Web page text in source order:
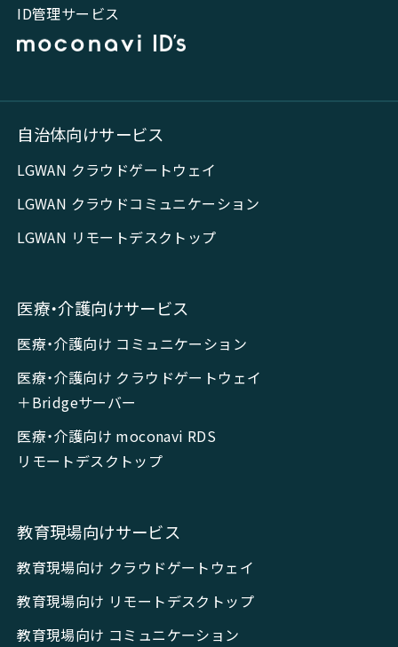
ID管理サービス
自治体向けサービス
LGWAN クラウドゲートウェイ
LGWAN クラウドコミュニケーション
LGWAN リモートデスクトップ
医療・介護向けサービス
医療・介護向け コミュニケーション
医療・介護向け クラウドゲートウェイ
＋Bridgeサーバー
医療・介護向け moconavi RDS
リモートデスクトップ
教育現場向けサービス
教育現場向け クラウドゲートウェイ
教育現場向け リモートデスクトップ
教育現場向け コミュニケーション